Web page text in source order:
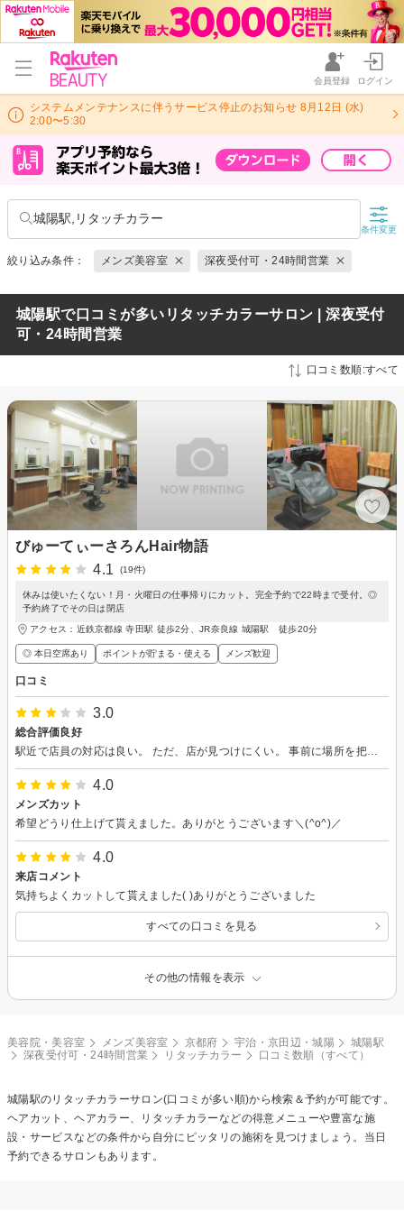
会員登録 ログイン
システムメンテナンスに伴うサービス停止のお知らせ 8月12日 (水)
2:00〜5:30
城陽駅,リタッチカラー
条件変更
絞り込み条件： メンズ美容室 深夜受付可・24時間営業
城陽駅で口コミが多いリタッチカラーサロン | 深夜受付
可・24時間営業
口コミ数順:すべて
びゅーてぃーさろんHair物語
4.1
(19件)
休みは使いたくない！月・火曜日の仕事帰りにカット。完全予約で22時まで受付。◎
予約終了でその日は閉店
アクセス：近鉄京都線 寺田駅 徒歩2分、JR奈良線 城陽駅 徒歩20分
◎ 本日空席あり ポイントが貯まる・使える メンズ歓迎
口コミ
3.0
総合評価良好
駅近で店員の対応は良い。 ただ、店が見つけにくい。 事前に場所を把握しておいたほうが無難
4.0
メンズカット
希望どうり仕上げて貰えました。ありがとうございます＼(^o^)／
4.0
来店コメント
気持ちよくカットして貰えました( )ありがとうございました
すべての口コミを見る
その他の情報を表示
美容院・美容室 メンズ美容室 京都府 宇治・京田辺・城陽
城陽駅
深夜受付可・24時間営業
リタッチカラー 口コミ数順（すべて）
城陽駅のリタッチカラーサロン(口コミが多い順)から検索＆予約が可能です。
ヘアカット、ヘアカラー、リタッチカラーなどの得意メニューや豊富な施
設・サービスなどの条件から自分にピッタリの施術を見つけましょう。当日
予約できるサロンもあります。